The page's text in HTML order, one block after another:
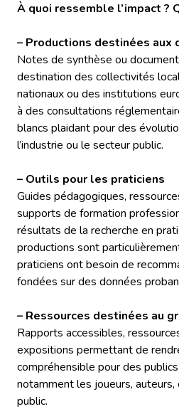
À quoi ressemble l’impact ?
– Productions destinées aux
Notes de synthèse ou
destination des collectivités
nationaux ou des institutions
à des consultations
blancs plaidant pour des
l’industrie ou le secteur public.
– Outils pour les praticiens
Guides pédagogiques,
supports de formation
résultats de la recherche en
productions sont
praticiens ont besoin de
fondées sur des données
– Ressources destinées au
Rapports accessibles,
expositions permettant de
compréhensible pour des
notamment les joueurs,
public.